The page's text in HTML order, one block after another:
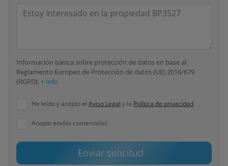
Información básica sobre protección de datos en base al
Reglamento Europeo de Protección de datos (UE) 2016/679
(RGPD). + Info
He leído y acepto el Aviso Legal y la Política de privacidad
Acepto envíos comerciales
Enviar solicitud